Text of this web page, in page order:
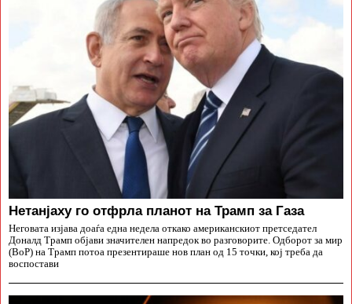
Нетанјаху го отфрла планот на Трамп за Газа
Неговата изјава доаѓа една недела откако американскиот претседател
Доналд Трамп објави значителен напредок во разговорите. Одборот за мир
(BoP) на Трамп потоа презентираше нов план од 15 точки, кој треба да
воспостави